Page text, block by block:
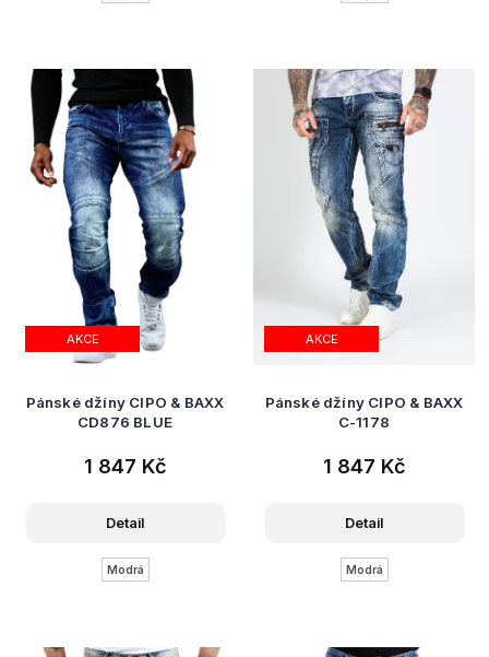
AKCE
Pánské džíny CIPO & BAXX
CD876 BLUE
1 847 Kč
Detail
Modrá
AKCE
Pánské džíny CIPO & BAXX
C-1178
1 847 Kč
Detail
Modrá